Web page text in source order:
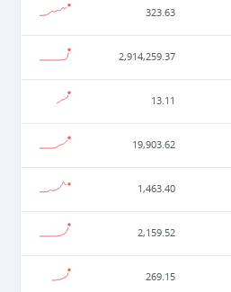
323.63
2,914,259.37
13.11
19,903.62
1,463.40
2,159.52
269.15